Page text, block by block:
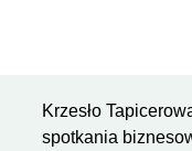
Krzesło
spotkania